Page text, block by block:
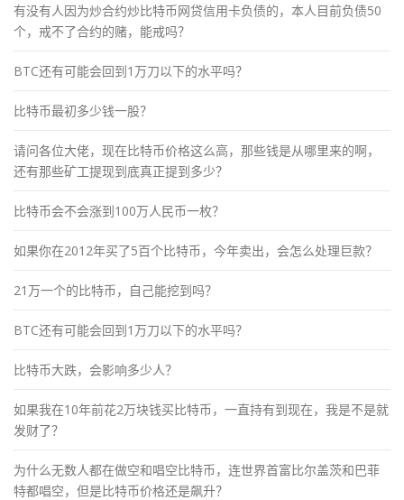
有没有人因为炒合约炒比特币网贷信用卡负债的，本人目前负债50
个，戒不了合约的赌，能戒吗？
BTC还有可能会回到1万刀以下的水平吗？
比特币最初多少钱一股？
请问各位大佬，现在比特币价格这么高，那些钱是从哪里来的啊，
还有那些矿工提现到底真正提到多少？
比特币会不会涨到100万人民币一枚？
如果你在2012年买了5百个比特币，今年卖出，会怎么处理巨款？
21万一个的比特币，自己能挖到吗？
BTC还有可能会回到1万刀以下的水平吗？
比特币大跌，会影响多少人？
如果我在10年前花2万块钱买比特币，一直持有到现在，我是不是就
发财了？
为什么无数人都在做空和唱空比特币，连世界首富比尔盖茨和巴菲
特都唱空，但是比特币价格还是飙升？